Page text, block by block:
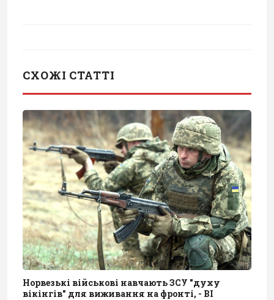
СХОЖІ СТАТТІ
Норвезькі військові навчають ЗСУ "духу
вікінгів" для виживання на фронті, - BI